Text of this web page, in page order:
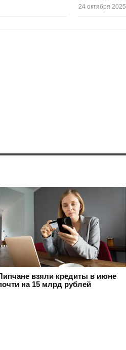
24 октября 2025
взяли кредиты в июне
на 15 млрд рублей